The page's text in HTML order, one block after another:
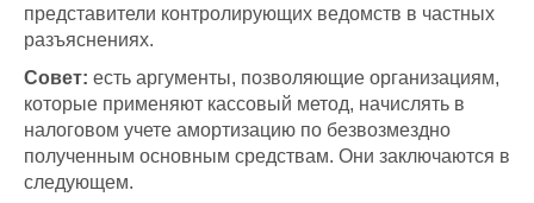
представители контролирующих ведомств в частных
разъяснениях.
Совет: есть аргументы, позволяющие организациям,
которые применяют кассовый метод, начислять в
налоговом учете амортизацию по безвозмездно
полученным основным средствам. Они заключаются в
следующем.